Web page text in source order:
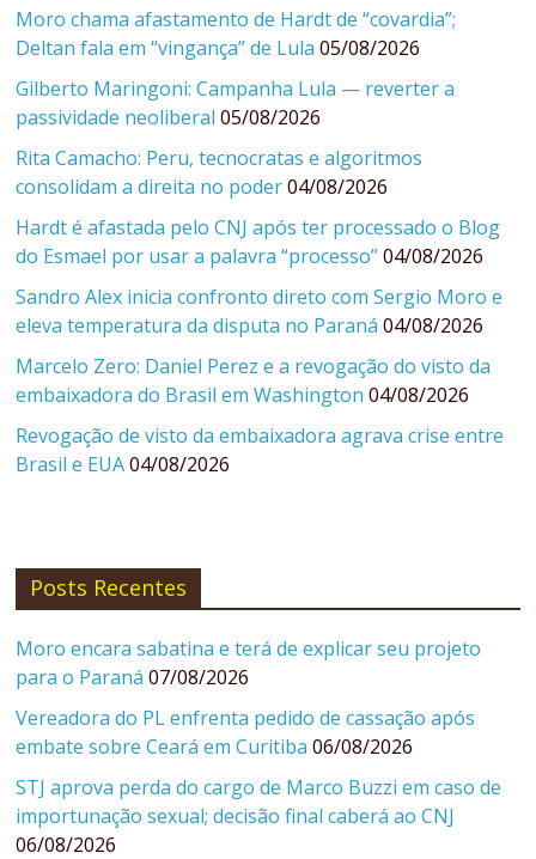
Moro chama afastamento de Hardt de “covardia”;
Deltan fala em “vingança” de Lula 05/08/2026
Gilberto Maringoni: Campanha Lula — reverter a
passividade neoliberal 05/08/2026
Rita Camacho: Peru, tecnocratas e algoritmos
consolidam a direita no poder 04/08/2026
Hardt é afastada pelo CNJ após ter processado o Blog
do Esmael por usar a palavra “processo” 04/08/2026
Sandro Alex inicia confronto direto com Sergio Moro e
eleva temperatura da disputa no Paraná 04/08/2026
Marcelo Zero: Daniel Perez e a revogação do visto da
embaixadora do Brasil em Washington 04/08/2026
Revogação de visto da embaixadora agrava crise entre
Brasil e EUA 04/08/2026
Posts Recentes
Moro encara sabatina e terá de explicar seu projeto
para o Paraná 07/08/2026
Vereadora do PL enfrenta pedido de cassação após
embate sobre Ceará em Curitiba 06/08/2026
STJ aprova perda do cargo de Marco Buzzi em caso de
importunação sexual; decisão final caberá ao CNJ
06/08/2026